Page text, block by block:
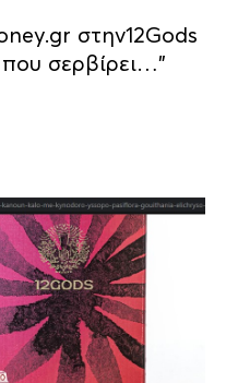
στην12Gods
που σερβίρει…”